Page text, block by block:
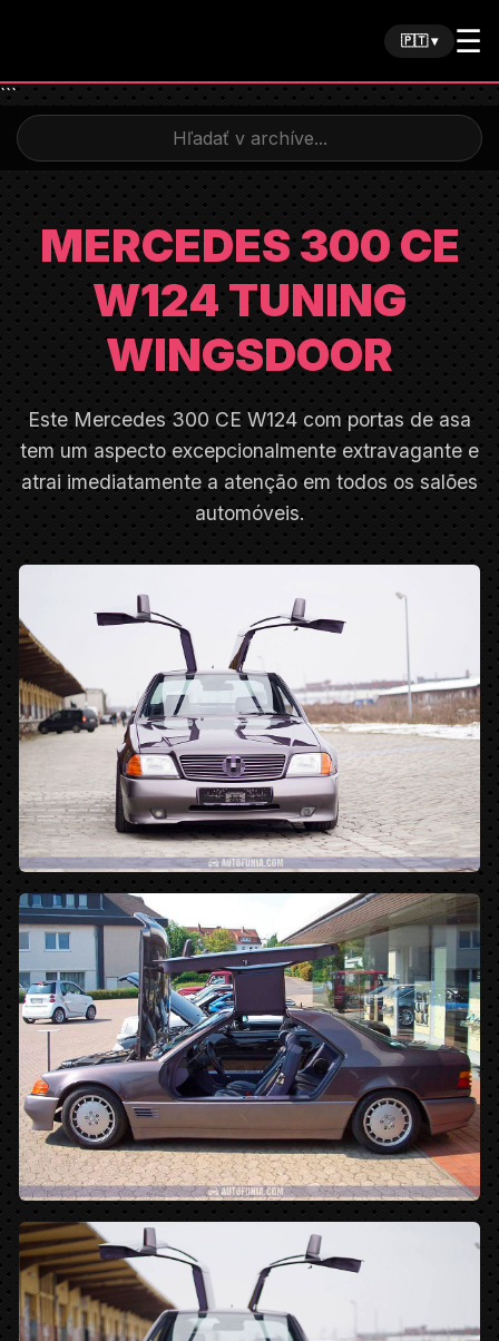
```
🇵🇹 ▾ ☰
MERCEDES 300 CE
W124 TUNING
WINGSDOOR
Este Mercedes 300 CE W124 com portas de asa
tem um aspecto excepcionalmente extravagante e
atrai imediatamente a atenção em todos os salões
automóveis.